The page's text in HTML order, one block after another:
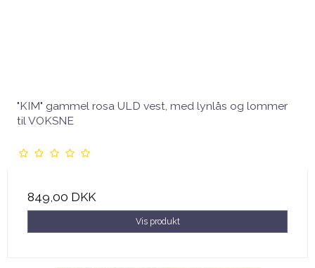
"KIM" gammel rosa ULD vest, med lynlås og lommer
til VOKSNE
849,00 DKK
Vis produkt